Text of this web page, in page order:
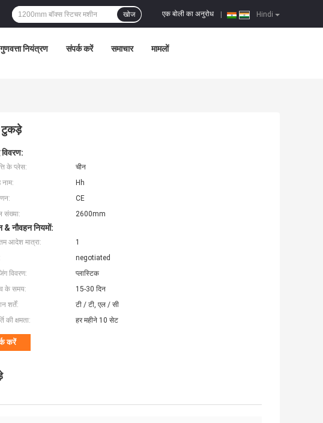
Hindi
एक बोली का अनुरोध
खोज
गुणवत्ता नियंत्रण संपर्क करें समाचार मामलों
टुकड़े
विवरण:
के प्लेस:
चीन
नाम:
Hh
CE
संख्या:
2600mm
& नौवहन नियमों:
आदेश मात्रा:
1
negotiated
विवरण:
प्लास्टिक
के समय:
15-30 दिन
शर्तें:
टी / टी, एल / सी
की क्षमता:
हर महीने 10 सेट
करें